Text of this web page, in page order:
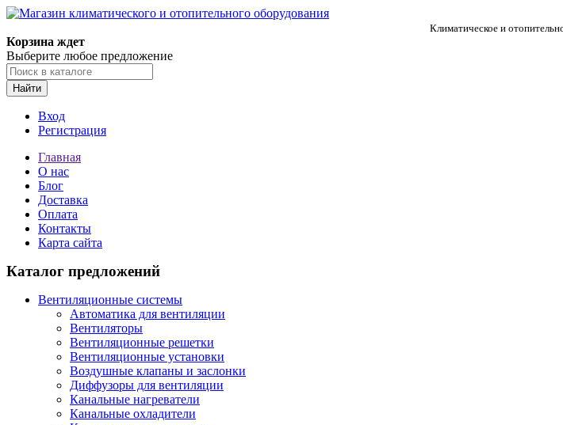
Климатическое и
Корзина ждет
Выберите любое предложение
Найти
Вход
Регистрация
Главная
О нас
Блог
Доставка
Оплата
Контакты
Карта сайта
Каталог предложений
Вентиляционные системы
Автоматика для вентиляции
Вентиляторы
Вентиляционные решетки
Вентиляционные установки
Воздушные клапаны и заслонки
Диффузоры для вентиляции
Канальные нагреватели
Канальные охладители